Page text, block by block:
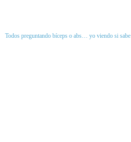
Todos preguntando bíceps o abs… yo viendo si sabe